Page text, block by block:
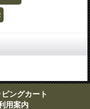
ングカート
用案内